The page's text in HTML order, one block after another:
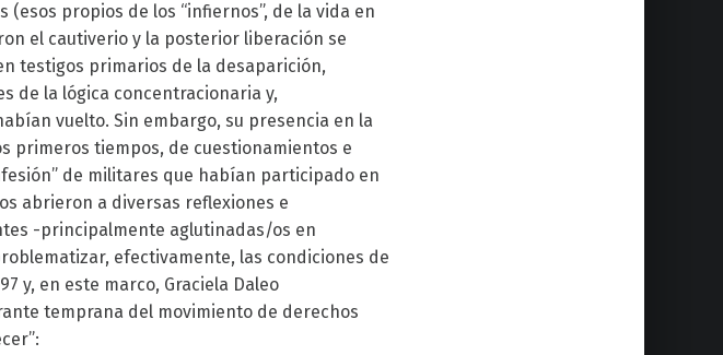
propios de los “infiernos”, de la vida en
el cautiverio y la posterior liberación se
testigos primarios de la desaparición,
de la lógica concentracionaria y,
vuelto. Sin embargo, su presencia en la
primeros tiempos, de cuestionamientos e
de militares que habían participado en
abrieron a diversas reflexiones e
-principalmente aglutinadas/os en
efectivamente, las condiciones de
y, en este marco, Graciela Daleo
temprana del movimiento de derechos